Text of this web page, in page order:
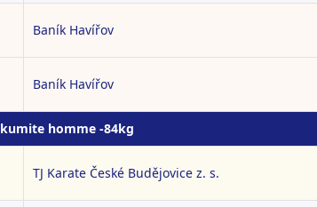
Baník Havířov
Baník Havířov
kumite homme -84kg
TJ Karate České Budějovice z. s.